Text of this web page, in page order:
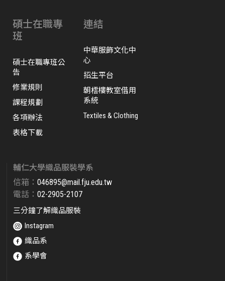
碩士在職專
班
碩士在職專班公
告
修業規則
課程規劃
各項辦法
表格下載
連結
中華服飾文化中
心
招生平台
朝橒樓教室借用
系統
Textiles & Clothing
輔仁大學織品服裝學系
信箱： 046895@mail.fju.edu.tw​
電話： 02-2905-2107
三分鐘了解織品服裝
Instagram
織品系
系學會